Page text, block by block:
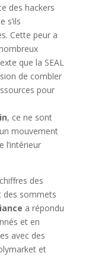
des hackers
s’ils
Cette peur a
que la SEAL
de combler
pour
, ce ne sont
mouvement
l’intérieur
des
des sommets
a répondu
et en
avec des
et